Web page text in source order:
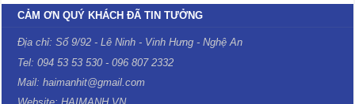
CẢM ƠN QUÝ KHÁCH ĐÃ TIN TƯỞNG
Địa chỉ: Số 9/92 - Lê Ninh - Vinh Hưng - Nghệ An
Tel: 094 53 53 530 - 096 807 2332
Mail: haimanhit@gmail.com